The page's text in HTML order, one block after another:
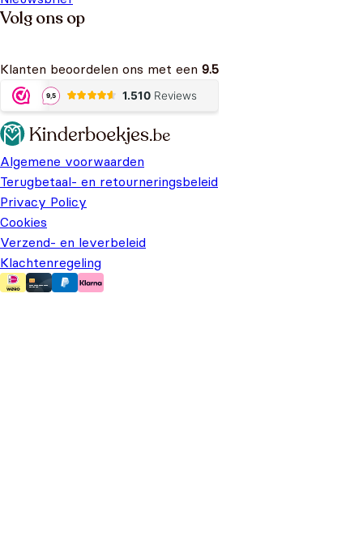
Volg ons op
Klanten beoordelen ons met een 9.5
Algemene voorwaarden
Terugbetaal- en retourneringsbeleid
Privacy Policy
Cookies
Verzend- en leverbeleid
Klachtenregeling